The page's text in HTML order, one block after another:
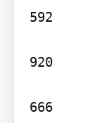
592
920
666